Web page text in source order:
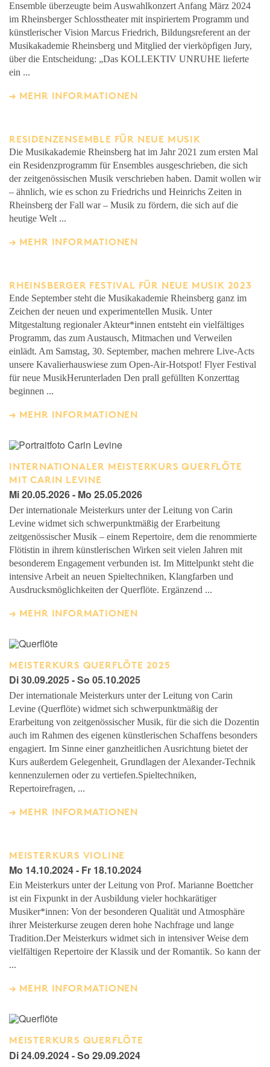
Ensemble überzeugte beim Auswahlkonzert Anfang März 2024
im Rheinsberger Schlosstheater mit inspiriertem Programm und
künstlerischer Vision Marcus Friedrich, Bildungsreferent an der
Musikakademie Rheinsberg und Mitglied der vierköpfigen Jury,
über die Entscheidung: „Das KOLLEKTIV UNRUHE lieferte
ein ...
MEHR INFORMATIONEN
RESIDENZENSEMBLE FÜR NEUE MUSIK
Die Musikakademie Rheinsberg hat im Jahr 2021 zum ersten Mal
ein Residenzprogramm für Ensembles ausgeschrieben, die sich
der zeitgenössischen Musik verschrieben haben. Damit wollen wir
– ähnlich, wie es schon zu Friedrichs und Heinrichs Zeiten in
Rheinsberg der Fall war – Musik zu fördern, die sich auf die
heutige Welt ...
MEHR INFORMATIONEN
RHEINSBERGER FESTIVAL FÜR NEUE MUSIK 2023
Ende September steht die Musikakademie Rheinsberg ganz im
Zeichen der neuen und experimentellen Musik. Unter
Mitgestaltung regionaler Akteur*innen entsteht ein vielfältiges
Programm, das zum Austausch, Mitmachen und Verweilen
einlädt. Am Samstag, 30. September, machen mehrere Live-Acts
unsere Kavalierhauswiese zum Open-Air-Hotspot! Flyer Festival
für neue MusikHerunterladen Den prall gefüllten Konzerttag
beginnen ...
MEHR INFORMATIONEN
INTERNATIONALER MEISTERKURS QUERFLÖTE
MIT CARIN LEVINE
Mi 20.05.2026 - Mo 25.05.2026
Der internationale Meisterkurs unter der Leitung von Carin
Levine widmet sich schwerpunktmäßig der Erarbeitung
zeitgenössischer Musik – einem Repertoire, dem die renommierte
Flötistin in ihrem künstlerischen Wirken seit vielen Jahren mit
besonderem Engagement verbunden ist. Im Mittelpunkt steht die
intensive Arbeit an neuen Spieltechniken, Klangfarben und
Ausdrucksmöglichkeiten der Querflöte. Ergänzend ...
MEHR INFORMATIONEN
MEISTERKURS QUERFLÖTE 2025
Di 30.09.2025 - So 05.10.2025
Der internationale Meisterkurs unter der Leitung von Carin
Levine (Querflöte) widmet sich schwerpunktmäßig der
Erarbeitung von zeitgenössischer Musik, für die sich die Dozentin
auch im Rahmen des eigenen künstlerischen Schaffens besonders
engagiert. Im Sinne einer ganzheitlichen Ausrichtung bietet der
Kurs außerdem Gelegenheit, Grundlagen der Alexander-Technik
kennenzulernen oder zu vertiefen.Spieltechniken,
Repertoirefragen, ...
MEHR INFORMATIONEN
MEISTERKURS VIOLINE
Mo 14.10.2024 - Fr 18.10.2024
Ein Meisterkurs unter der Leitung von Prof. Marianne Boettcher
ist ein Fixpunkt in der Ausbildung vieler hochkarätiger
Musiker*innen: Von der besonderen Qualität und Atmosphäre
ihrer Meisterkurse zeugen deren hohe Nachfrage und lange
Tradition.Der Meisterkurs widmet sich in intensiver Weise dem
vielfältigen Repertoire der Klassik und der Romantik. So kann der
...
MEHR INFORMATIONEN
MEISTERKURS QUERFLÖTE
Di 24.09.2024 - So 29.09.2024